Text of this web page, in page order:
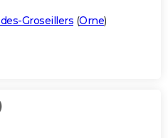
Groseillers (Orne)